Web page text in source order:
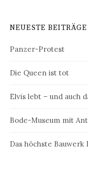
NEUESTE BEITRÄGE
Panzer-Protest
Die Queen ist tot
Elvis lebt – und auch
Bode-Museum mit
Das höchste Bauwerk